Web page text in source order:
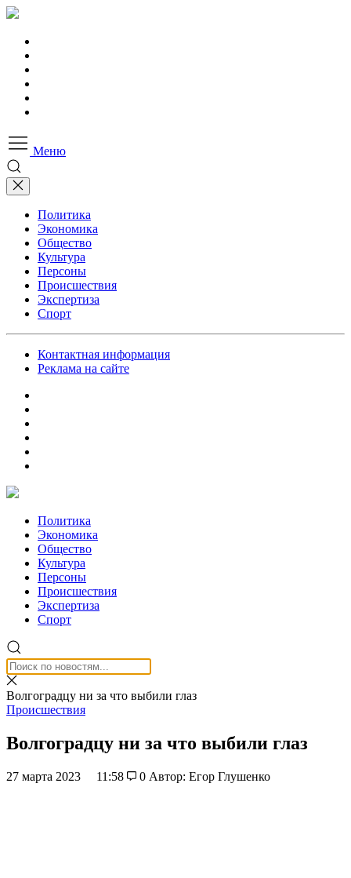
Меню
Политика
Экономика
Общество
Культура
Персоны
Происшествия
Экспертиза
Спорт
Контактная информация
Реклама на сайте
Политика
Экономика
Общество
Культура
Персоны
Происшествия
Экспертиза
Спорт
Волгоградцу ни за что выбили глаз
Происшествия
Волгоградцу ни за что выбили глаз
27 марта 2023 11:58 0 Автор: Егор Глушенко